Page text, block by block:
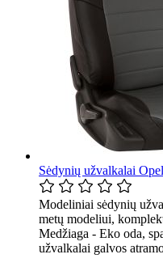
Sėdynių užvalkalai
Modeliniai sėdynių
metų modeliui,
Medžiaga - Eko oda,
užvalkalai galvos